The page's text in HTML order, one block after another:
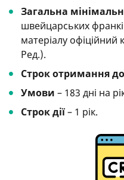
Загальна
швейцарських
матеріалу
Ред.).
Строк отримання
Умови – 183 дні на
Строк дії– 1 рік.